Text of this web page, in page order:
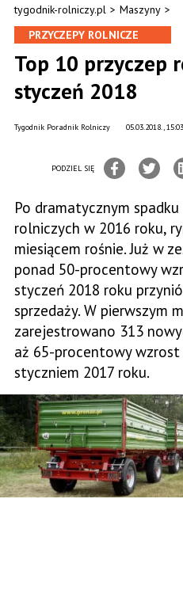
tygodnik-rolniczy.pl > Maszyny >
PRZYCZEPY ROLNICZE
Top 10 przyczep
styczeń 2018
05.03.2018.,
Tygodnik Poradnik Rolniczy
PODZIEL SIĘ
Po dramatycznym
rolniczych w 2016 roku,
miesiącem rośnie. Już w
ponad 50-procentowy
styczeń 2018 roku
sprzedaży. W pierwszym
zarejestrowano 313
aż 65-procentowy
styczniem 2017 roku.